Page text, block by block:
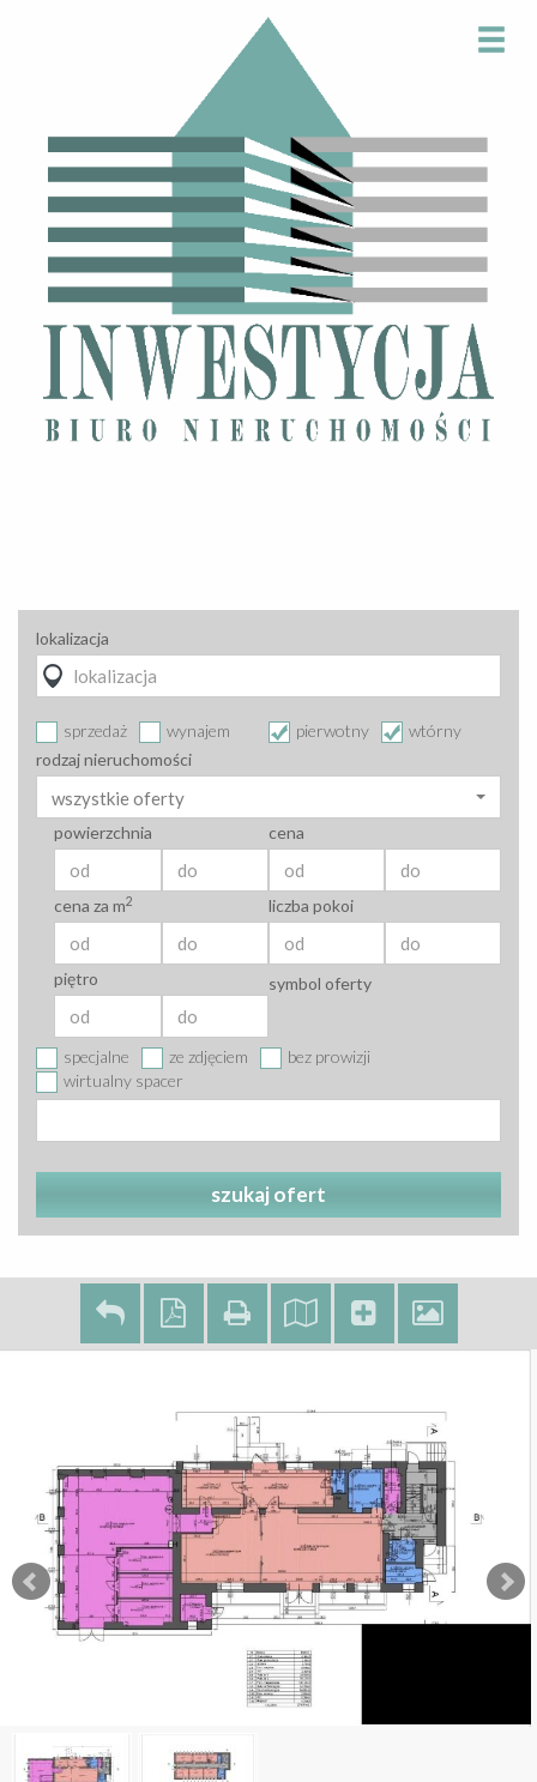
lokalizacja
sprzedaż wynajem pierwotny
wtórny
rodzaj nieruchomości
wszystkie oferty
powierzchnia cena
cena za m2 liczba pokoi
piętro
specjalne ze zdjęciem
bez prowizji
wirtualny spacer
symbol oferty
szukaj ofert